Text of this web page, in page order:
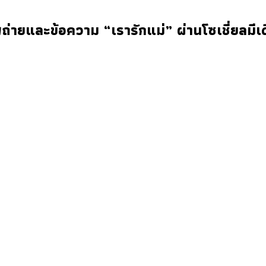
ยและข้อความ “เรารักแม่” ผ่านโซเชี่ยลมี